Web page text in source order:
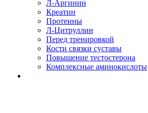
Л-Аргинин
Креатин
Протеины
Л-Цитруллин
Перед тренировкой
Кости связки суставы
Повышение тестостерона
Комплексные аминокислоты